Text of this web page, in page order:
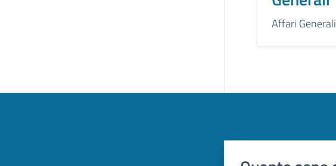
Affari Generali